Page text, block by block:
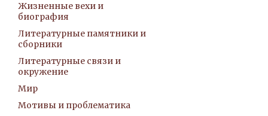
Жизненные вехи и
биография
Литературные памятники и
сборники
Литературные связи и
окружение
Мир
Мотивы и проблематика